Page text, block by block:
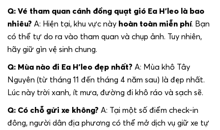
Q: Vé tham quan cánh đồng quạt gió Ea H’leo là bao
nhiêu? A: Hiện tại, khu vực này hoàn toàn miễn phí. Bạn
có thể tự do ra vào tham quan và chụp ảnh. Tuy nhiên,
hãy giữ gìn vệ sinh chung.
Q: Mùa nào đi Ea H’leo đẹp nhất? A: Mùa khô Tây
Nguyên (từ tháng 11 đến tháng 4 năm sau) là đẹp nhất.
Lúc này trời xanh, ít mưa, đường đi khô ráo và sạch sẽ.
Q: Có chỗ gửi xe không? A: Tại một số điểm check-in
đông, người dân địa phương có thể mở dịch vụ giữ xe tự